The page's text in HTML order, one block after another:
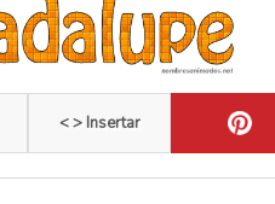
< > Insertar